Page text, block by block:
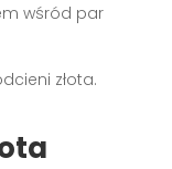
wśród par
złota.